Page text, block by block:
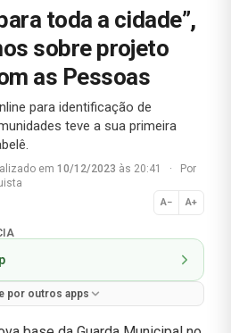
toda a cidade”,
sobre projeto
as Pessoas
para identificação de
teve a sua primeira
em 10/12/2023 às 20:41 ·
Por
A− A+
Normal
por outros apps